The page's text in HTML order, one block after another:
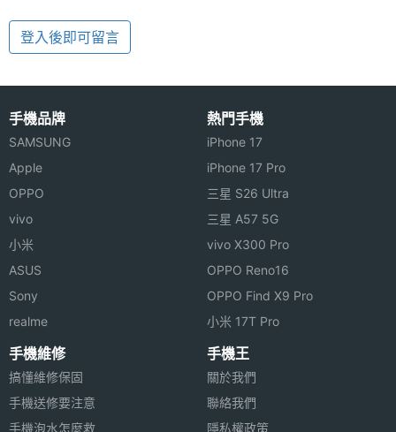
登入後即可留言
手機品牌
SAMSUNG
Apple
OPPO
vivo
小米
ASUS
Sony
realme
熱門手機
iPhone 17
iPhone 17 Pro
三星 S26 Ultra
三星 A57 5G
vivo X300 Pro
OPPO Reno16
OPPO Find X9 Pro
小米 17T Pro
手機維修
搞懂維修保固
手機送修要注意
手機泡水怎麼救
手機王
關於我們
聯絡我們
隱私權政策